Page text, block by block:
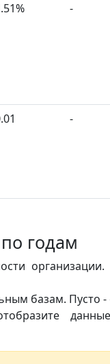
-
-
годам
базам. Пусто